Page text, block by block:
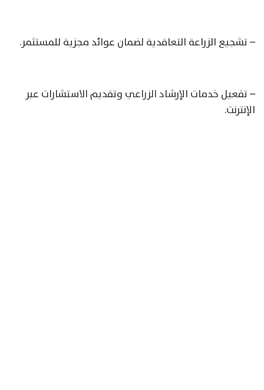
– تشجيع الزراعة التعاقدية لضمان عوائد مجزية للمستثمر.
– تفعيل خدمات الإرشاد الزراعي وتقديم الاستشارات عبر
الإنترنت.